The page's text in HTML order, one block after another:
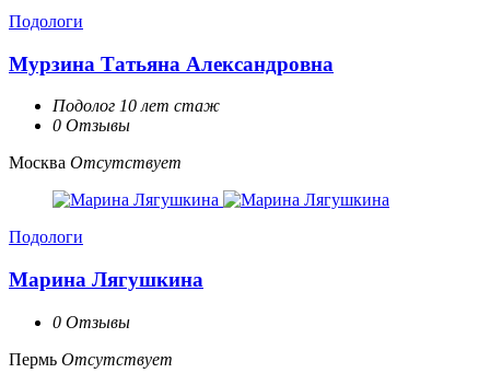
Подологи
Мурзина Татьяна Александровна
Подолог 10 лет стаж
0 Отзывы
Москва Отсутствует
Подологи
Марина Лягушкина
0 Отзывы
Пермь Отсутствует